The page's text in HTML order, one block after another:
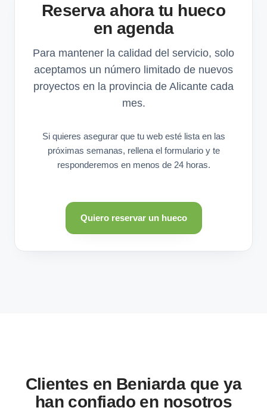
Reserva ahora tu hueco
en agenda
Para mantener la calidad del servicio, solo
aceptamos un número limitado de nuevos
proyectos en la provincia de Alicante cada
mes.
Si quieres asegurar que tu web esté lista en las
próximas semanas, rellena el formulario y te
responderemos en menos de 24 horas.
Quiero reservar un hueco
Clientes en Beniarda que ya
han confiado en nosotros